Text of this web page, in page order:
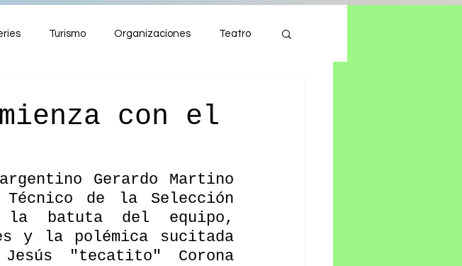
Turismo Organizaciones Teatro
con el
Gerardo Martino
de la Selección
la batuta del equipo,
y la polémica sucitada
"tecatito" Corona